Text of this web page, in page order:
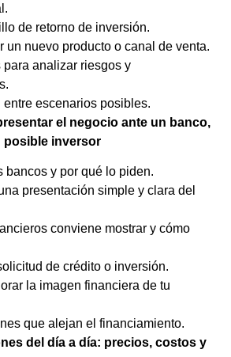
de retorno de inversión.
un nuevo producto o canal de venta.
para analizar riesgos y
escenarios posibles.
el negocio ante un banco,
posible inversor
bancos y por qué lo piden.
presentación simple y clara del
conviene mostrar y cómo
de crédito o inversión.
la imagen financiera de tu
que alejan el financiamiento.
del día a día: precios, costos y